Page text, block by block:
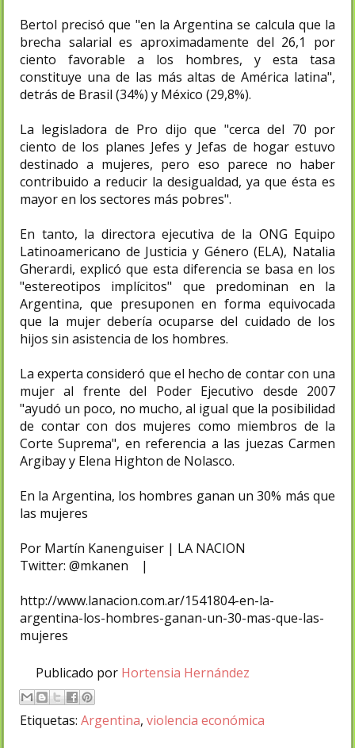
Bertol precisó que "en la Argentina se calcula que la
brecha salarial es aproximadamente del 26,1 por
ciento favorable a los hombres, y esta tasa
constituye una de las más altas de América latina",
detrás de Brasil (34%) y México (29,8%).
La legisladora de Pro dijo que "cerca del 70 por
ciento de los planes Jefes y Jefas de hogar estuvo
destinado a mujeres, pero eso parece no haber
contribuido a reducir la desigualdad, ya que ésta es
mayor en los sectores más pobres".
En tanto, la directora ejecutiva de la ONG Equipo
Latinoamericano de Justicia y Género (ELA), Natalia
Gherardi, explicó que esta diferencia se basa en los
"estereotipos implícitos" que predominan en la
Argentina, que presuponen en forma equivocada
que la mujer debería ocuparse del cuidado de los
hijos sin asistencia de los hombres.
La experta consideró que el hecho de contar con una
mujer al frente del Poder Ejecutivo desde 2007
"ayudó un poco, no mucho, al igual que la posibilidad
de contar con dos mujeres como miembros de la
Corte Suprema", en referencia a las juezas Carmen
Argibay y Elena Highton de Nolasco.
En la Argentina, los hombres ganan un 30% más que
las mujeres
Por Martín Kanenguiser | LA NACION
Twitter: @mkanen |
http://www.lanacion.com.ar/1541804-en-la-
argentina-los-hombres-ganan-un-30-mas-que-las-
mujeres
Publicado por Hortensia Hernández
Etiquetas: Argentina, violencia económica